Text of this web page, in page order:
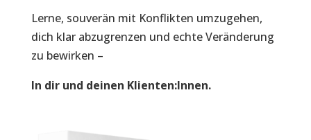
Lerne, souverän mit Konflikten umzugehen,
dich klar abzugrenzen und echte Veränderung
zu bewirken –
In dir und deinen Klienten:Innen.